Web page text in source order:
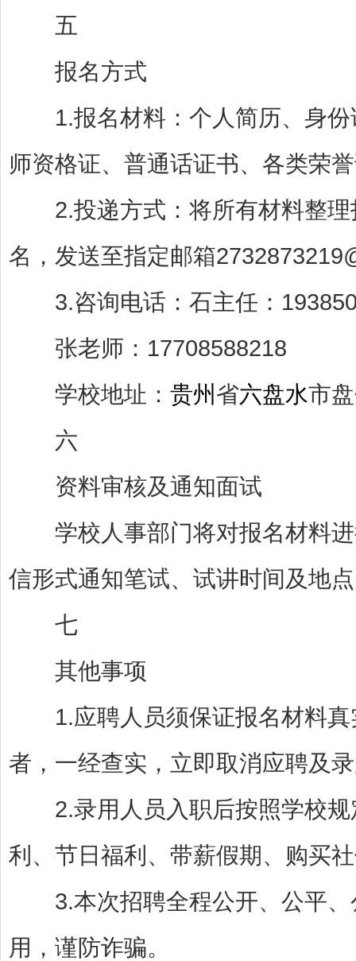
五
报名方式
1.报名材料：个人简历、身份
师资格证、普通话证书、各类荣
2.投递方式：将所有材料整理
名，发送至指定邮箱
3.咨询电话：石主任：
张老师：17708588218
学校地址： 贵州 省六盘水市
六
资料审核及通知面试
学校人事部门将对报名材料进
信形式通知笔试、试讲时间及地
七
其他事项
1.应聘人员须保证报名材料真
者，一经查实，立即取消应聘及
2.录用人员入职后按照学校规
利、节日福利、带薪假期、购买
3.本次招聘全程公开、公平、
用，谨防诈骗。